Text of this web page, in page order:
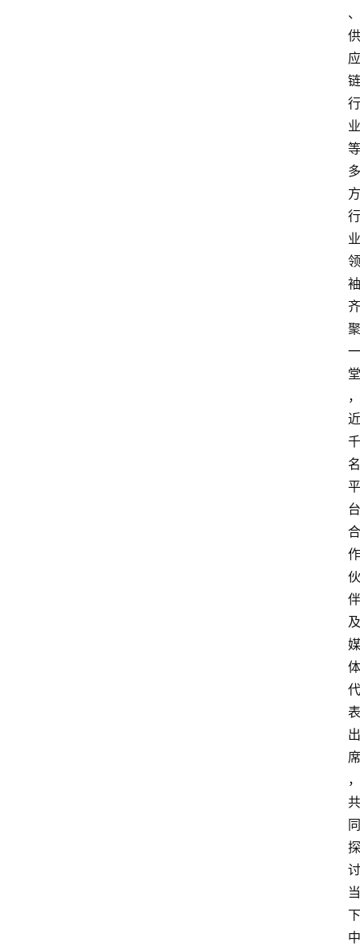
、
供
应
链
行
业
等
多
方
行
业
领
袖
齐
聚
一
堂
，
近
千
名
平
台
合
作
伙
伴
及
媒
体
代
表
出
席
，
共
同
探
讨
当
下
中